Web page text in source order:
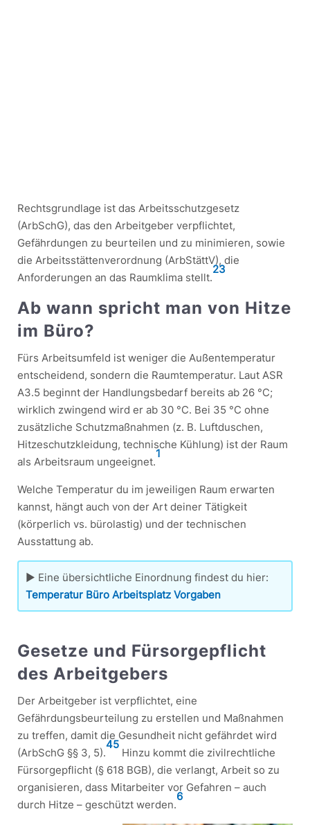
Rechtsgrundlage ist das Arbeitsschutzgesetz
(ArbSchG), das den Arbeitgeber verpflichtet,
Gefährdungen zu beurteilen und zu minimieren, sowie
die Arbeitsstättenverordnung (ArbStättV), die
Anforderungen an das Raumklima stellt.
23
Ab wann spricht man von Hitze
im Büro?
Fürs Arbeitsumfeld ist weniger die Außentemperatur
entscheidend, sondern die Raumtemperatur. Laut ASR
A3.5 beginnt der Handlungsbedarf bereits ab 26 °C;
wirklich zwingend wird er ab 30 °C. Bei 35 °C ohne
zusätzliche Schutzmaßnahmen (z. B. Luftduschen,
Hitzeschutzkleidung, technische Kühlung) ist der Raum
als Arbeitsraum ungeeignet.
1
Welche Temperatur du im jeweiligen Raum erwarten
kannst, hängt auch von der Art deiner Tätigkeit
(körperlich vs. bürolastig) und der technischen
Ausstattung ab.
▶ Eine übersichtliche Einordnung findest du hier:
Temperatur Büro Arbeitsplatz Vorgaben
Gesetze und Fürsorgepflicht
des Arbeitgebers
Der Arbeitgeber ist verpflichtet, eine
Gefährdungsbeurteilung zu erstellen und Maßnahmen
zu treffen, damit die Gesundheit nicht gefährdet wird
(ArbSchG §§ 3, 5).
45
Hinzu kommt die zivilrechtliche
Fürsorgepflicht (§ 618 BGB), die verlangt, Arbeit so zu
organisieren, dass Mitarbeiter vor Gefahren – auch
durch Hitze – geschützt werden.
6